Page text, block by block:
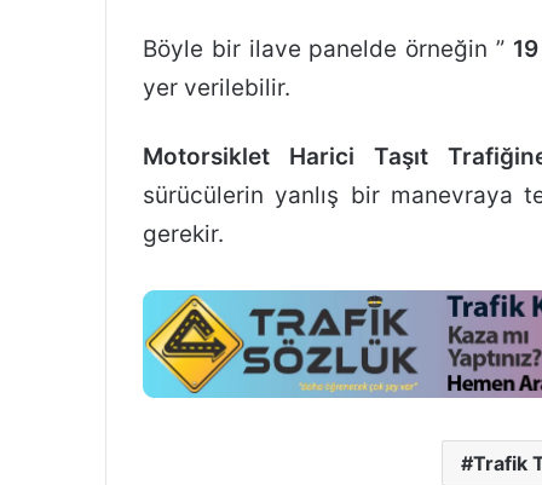
Böyle bir ilave panelde örneğin ”
yer verilebilir.
Motorsiklet Harici Taşıt
sürücülerin yanlış bir manevraya
gerekir.
Trafik